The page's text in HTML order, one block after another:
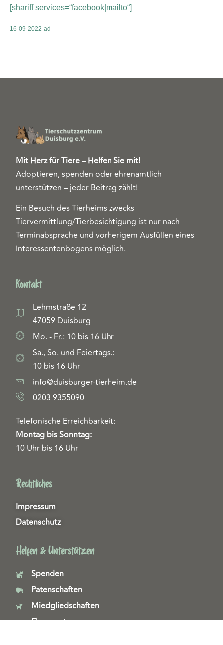
[shariff services=“facebook|mailto“]
16-09-2022-ad
Mit Herz für Tiere – Helfen Sie mit!
Adoptieren, spenden oder ehrenamtlich
unterstützen – jeder Beitrag zählt!
Ein Besuch des Tierheims zwecks
Tiervermittlung/Tierbesichtigung ist nur nach
Terminabsprache und vorherigem Ausfüllen eines
Interessentenbogens möglich.
Kontakt
Lehmstraße 12
47059 Duisburg
Mo. - Fr.: 10 bis 16 Uhr
Sa., So. und Feiertags.:
10 bis 16 Uhr
info@duisburger-tierheim.de
0203 9355090
Telefonische Erreichbarkeit:
Montag bis Sonntag:
10 Uhr bis 16 Uhr
Rechtliches
Impressum
Datenschutz
Helfen & Unterstützen
Spenden
Patenschaften
Miedgliedschaften
Ehrenamt